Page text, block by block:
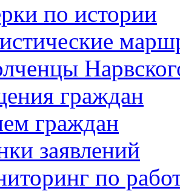
по истории
граждан
граждан
заявлений
по